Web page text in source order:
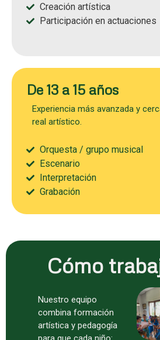
Creación artística
Participación en actuaciones
De 13 a 15 años
Experiencia más avanzada y
real artístico.
Orquesta / grupo musical
Escenario
Interpretación
Grabación
Cómo
Nuestro equipo
combina formación
artística y pedagogía